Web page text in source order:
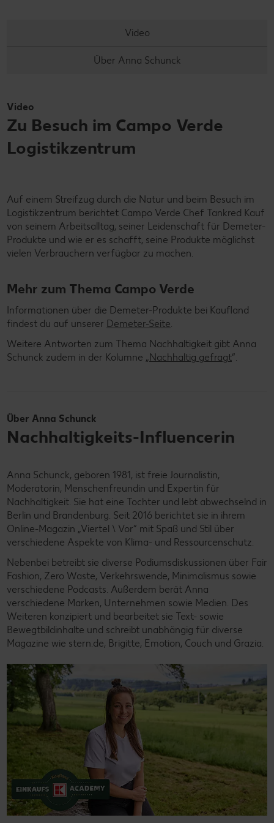
Video
Über Anna Schunck
Video
Zu Besuch im Campo Verde
Logistikzentrum
Auf einem Streifzug durch die Natur und beim Besuch im
Logistikzentrum berichtet Campo Verde Chef Tankred Kauf
von seinem Arbeitsalltag, seiner Leidenschaft für Demeter-
Produkte und wie er es schafft, seine Produkte möglichst
vielen Verbrauchern verfügbar zu machen.
Mehr zum Thema Campo Verde
Informationen über die Demeter-Produkte bei Kaufland
findest du auf unserer Demeter-Seite.
Weitere Antworten zum Thema Nachhaltigkeit gibt Anna
Schunck zudem in der Kolumne „Nachhaltig gefragt“.
Über Anna Schunck
Nachhaltigkeits-Influencerin
Anna Schunck, geboren 1981, ist freie Journalistin,
Moderatorin, Menschenfreundin und Expertin für
Nachhaltigkeit. Sie hat eine Tochter und lebt abwechselnd in
Berlin und Brandenburg. Seit 2016 berichtet sie in ihrem
Online-Magazin „Viertel \ Vor” mit Spaß und Stil über
verschiedene Aspekte von Klima- und Ressourcenschutz.
Nebenbei betreibt sie diverse Podiumsdiskussionen über Fair
Fashion, Zero Waste, Verkehrswende, Minimalismus sowie
verschiedene Podcasts. Außerdem berät Anna
verschiedene Marken, Unternehmen sowie Medien. Des
Weiteren konzipiert und bearbeitet sie Text- sowie
Bewegtbildinhalte und schreibt unabhängig für diverse
Magazine wie stern.de, Brigitte, Emotion, Couch und Grazia.